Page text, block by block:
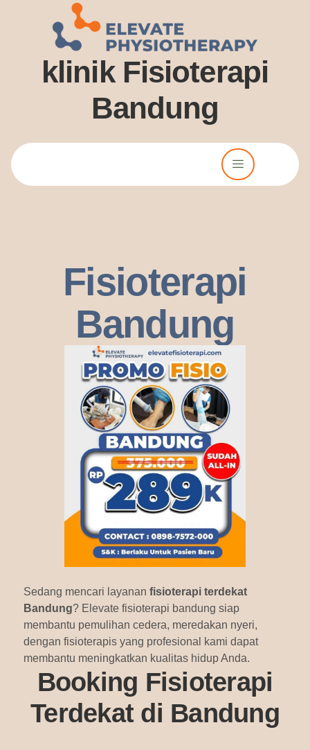
klinik Fisioterapi
Bandung
Fisioterapi
Bandung
Sedang mencari layanan fisioterapi terdekat
Bandung? Elevate fisioterapi bandung siap
membantu pemulihan cedera, meredakan nyeri,
dengan fisioterapis yang profesional kami dapat
membantu meningkatkan kualitas hidup Anda.
Booking Fisioterapi
Terdekat di Bandung